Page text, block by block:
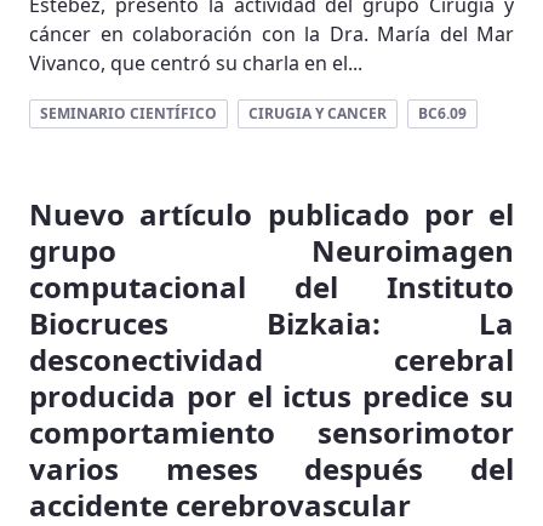
cáncer en colaboración con la Dra. María del Mar
Vivanco, que centró su charla en el...
SEMINARIO CIENTÍFICO CIRUGIA Y CANCER BC6.09
Nuevo artículo publicado por el
grupo Neuroimagen
computacional del Instituto
Biocruces Bizkaia: La
desconectividad cerebral
producida por el ictus predice su
comportamiento sensorimotor
varios meses después del
accidente cerebrovascular